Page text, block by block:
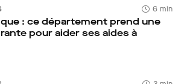
6 min
: ce département prend une
pour aider ses aides à